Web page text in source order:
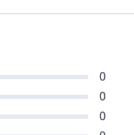
0
0
0